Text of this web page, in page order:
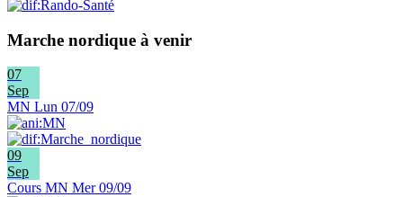
Marche nordique à venir
07
Sep
MN Lun 07/09
09
Sep
Cours MN Mer 09/09